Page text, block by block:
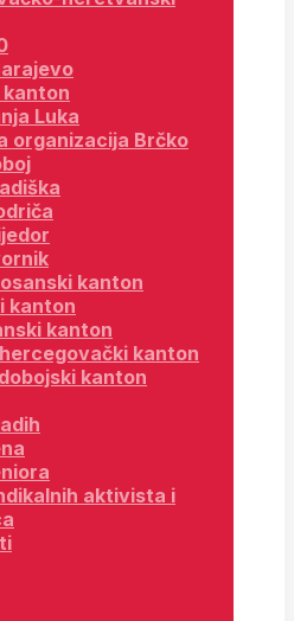
kanton
Luka
organizacija Brčko
kanton
kanton
kanton
kanton
kanton
aktivista i